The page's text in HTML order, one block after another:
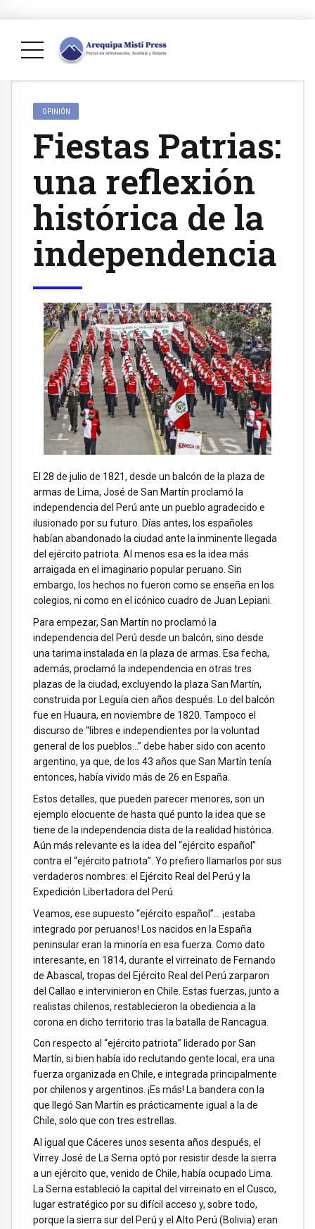
OPINIÓN
Fiestas Patrias:
una reflexión
histórica de la
independencia
El 28 de julio de 1821, desde un balcón de la plaza de
armas de Lima, José de San Martín proclamó la
independencia del Perú ante un pueblo agradecido e
ilusionado por su futuro. Días antes, los españoles
habían abandonado la ciudad ante la inminente llegada
del ejército patriota. Al menos esa es la idea más
arraigada en el imaginario popular peruano. Sin
embargo, los hechos no fueron como se enseña en los
colegios, ni como en el icónico cuadro de Juan Lepiani.
Para empezar, San Martín no proclamó la
independencia del Perú desde un balcón, sino desde
una tarima instalada en la plaza de armas. Esa fecha,
además, proclamó la independencia en otras tres
plazas de la ciudad, excluyendo la plaza San Martín,
construida por Leguía cien años después. Lo del balcón
fue en Huaura, en noviembre de 1820. Tampoco el
discurso de “libres e independientes por la voluntad
general de los pueblos…” debe haber sido con acento
argentino, ya que, de los 43 años que San Martín tenía
entonces, había vivido más de 26 en España.
Estos detalles, que pueden parecer menores, son un
ejemplo elocuente de hasta qué punto la idea que se
tiene de la independencia dista de la realidad histórica.
Aún más relevante es la idea del “ejército español”
contra el “ejército patriota”. Yo prefiero llamarlos por sus
verdaderos nombres: el Ejército Real del Perú y la
Expedición Libertadora del Perú.
Veamos, ese supuesto “ejército español”… ¡estaba
integrado por peruanos! Los nacidos en la España
peninsular eran la minoría en esa fuerza. Como dato
interesante, en 1814, durante el virreinato de Fernando
de Abascal, tropas del Ejército Real del Perú zarparon
del Callao e intervinieron en Chile. Estas fuerzas, junto a
realistas chilenos, restablecieron la obediencia a la
corona en dicho territorio tras la batalla de Rancagua.
Con respecto al “ejército patriota” liderado por San
Martín, si bien había ido reclutando gente local, era una
fuerza organizada en Chile, e integrada principalmente
por chilenos y argentinos. ¡Es más! La bandera con la
que llegó San Martín es prácticamente igual a la de
Chile, solo que con tres estrellas.
Al igual que Cáceres unos sesenta años después, el
Virrey José de La Serna optó por resistir desde la sierra
a un ejército que, venido de Chile, había ocupado Lima.
La Serna estableció la capital del virreinato en el Cusco,
lugar estratégico por su difícil acceso y, sobre todo,
porque la sierra sur del Perú y el Alto Perú (Bolivia) eran